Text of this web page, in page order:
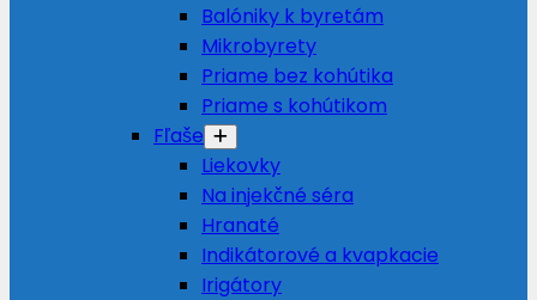
Balóniky k byretám
Mikrobyrety
Priame bez kohútika
Priame s kohútikom
Fľaše
Liekovky
Na injekčné séra
Hranaté
Indikátorové a kvapkacie
Irigátory